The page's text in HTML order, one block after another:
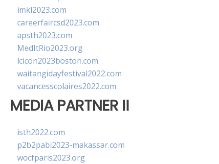
imkl2023.com
careerfaircsd2023.com
apsth2023.com
MedItRio2023.org
lcicon2023boston.com
waitangidayfestival2022.com
vacancesscolaires2022.com
MEDIA PARTNER II
isth2022.com
p2b2pabi2023-makassar.com
wocfparis2023.org